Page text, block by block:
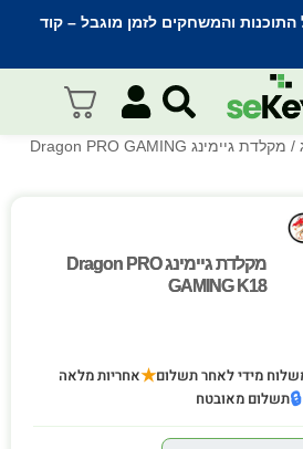
והמשחקים לזמן מוגבל – קוד
/ מקלדת גיימינג Dragon PRO GAMING
מקלדת גיימינג Dragon PRO
GAMING K18
מקלדת גיימינג Dragon PRO
GAMING K18
מידי לאחר תשלום★אחריות מלאה
🔒תשלום מאובטח